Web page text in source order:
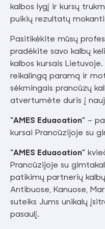
kalbos lygį ir kursų
puikių rezultatų
Pasitikėkite mūsų
pradėkite savo kalbų
kalbos kursais
reikalingą paramą ir
sėkmingais prancūzų
atvertumėte duris į
“AMES Eduacation” –
kursai Prancūzijoje su
“AMES Eduacation”
Prancūzijoje su
patikimų partnerių
Antibuose, Kanuose,
suteiks Jums unikalų
pasaulį.